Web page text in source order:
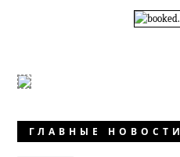
ГЛАВНЫЕ НОВОСТИ